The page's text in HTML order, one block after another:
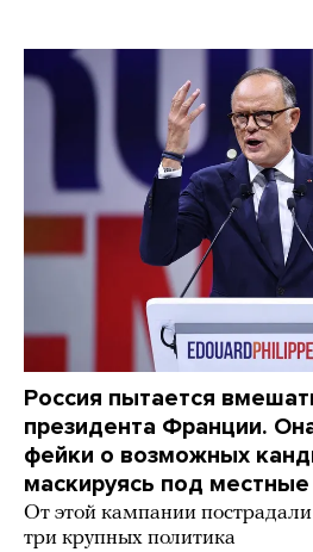
Россия пытается
президента Франции.
фейки о возможных
маскируясь под местные
От этой кампании
три крупных политика